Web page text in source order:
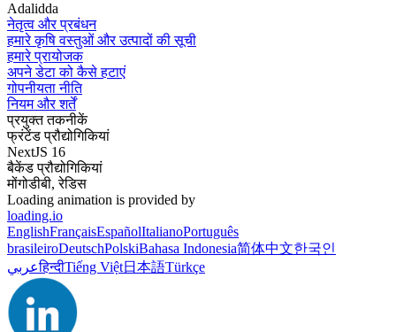
Adalidda
नेतृत्व और प्रबंधन
हमारे कृषि वस्तुओं और उत्पादों की सूची
हमारे प्रायोजक
अपने डेटा को कैसे हटाएं
गोपनीयता नीति
नियम और शर्तें
प्रयुक्त तकनीकें
फ्रंटेंड प्रौद्योगिकियां
NextJS 16
बैकेंड प्रौद्योगिकियां
मोंगोडीबी, रेडिस
Loading animation is provided by
loading.io
EnglishFrançaisEspañolItalianoPortuguês
brasileiroDeutschPolskiBahasa Indonesia简体中文한국인
عربيहिन्दीTiếng Việt日本語Türkçe